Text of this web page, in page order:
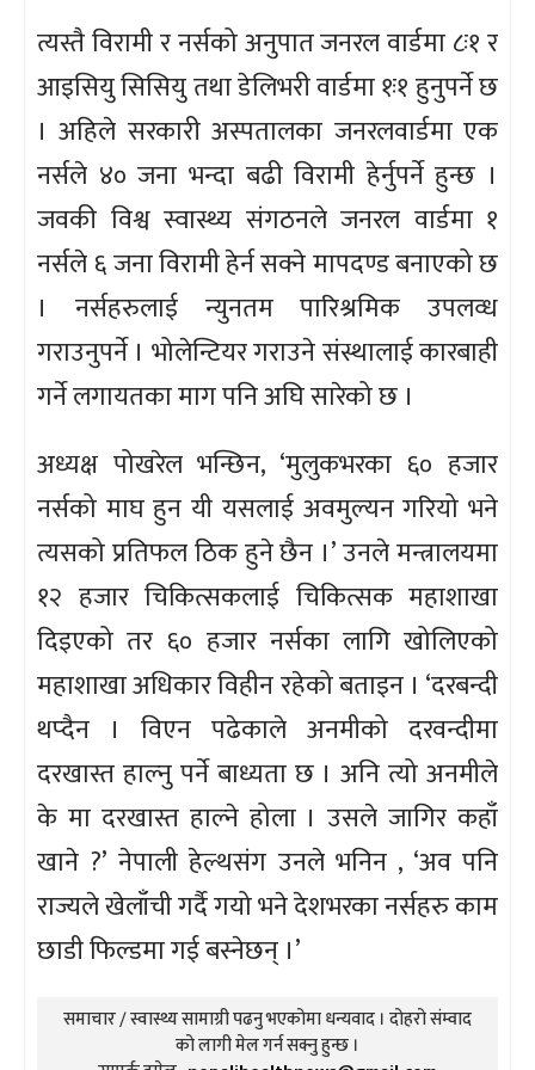
त्यस्तै विरामी र नर्सको अनुपात जनरल वार्डमा ८ः१ र
आइसियु सिसियु तथा डेलिभरी वार्डमा १ः१ हुनुपर्ने छ
। अहिले सरकारी अस्पतालका जनरलवार्डमा एक
नर्सले ४० जना भन्दा बढी विरामी हेर्नुपर्ने हुन्छ ।
जवकी विश्व स्वास्थ्य संगठनले जनरल वार्डमा १
नर्सले ६ जना विरामी हेर्न सक्ने मापदण्ड बनाएको छ
। नर्सहरुलाई न्युनतम पारिश्रमिक उपलव्ध
गराउनुपर्ने । भोलेन्टियर गराउने संस्थालाई कारबाही
गर्ने लगायतका माग पनि अघि सारेको छ ।
अध्यक्ष पोखरेल भन्छिन, ‘मुलुकभरका ६० हजार
नर्सको माघ हुन यी यसलाई अवमुल्यन गरियो भने
त्यसको प्रतिफल ठिक हुने छैन ।’ उनले मन्त्रालयमा
१२ हजार चिकित्सकलाई चिकित्सक महाशाखा
दिइएको तर ६० हजार नर्सका लागि खोलिएको
महाशाखा अधिकार विहीन रहेको बताइन । ‘दरबन्दी
थप्दैन । विएन पढेकाले अनमीको दरवन्दीमा
दरखास्त हाल्नु पर्ने बाध्यता छ । अनि त्यो अनमीले
के मा दरखास्त हाल्ने होला । उसले जागिर कहाँ
खाने ?’ नेपाली हेल्थसंग उनले भनिन , ‘अव पनि
राज्यले खेलाँची गर्दै गयो भने देशभरका नर्सहरु काम
छाडी फिल्डमा गई बस्नेछन् ।’
समाचार / स्वास्थ्य सामाग्री पढनु भएकोमा धन्यवाद । दोहरो संम्वाद
को लागी मेल गर्न सक्नु हुन्छ ।